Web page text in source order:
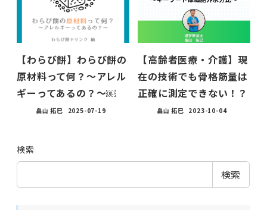
【わらび餅】わらび餅の
原材料って何？〜アレル
ギーってあるの？〜￼
畠山 拓巳 2025-07-19
【高齢者医療・介護】現
在の技術でも骨格筋量は
正確に測定できない！？
畠山 拓巳 2023-10-04
検索
検索